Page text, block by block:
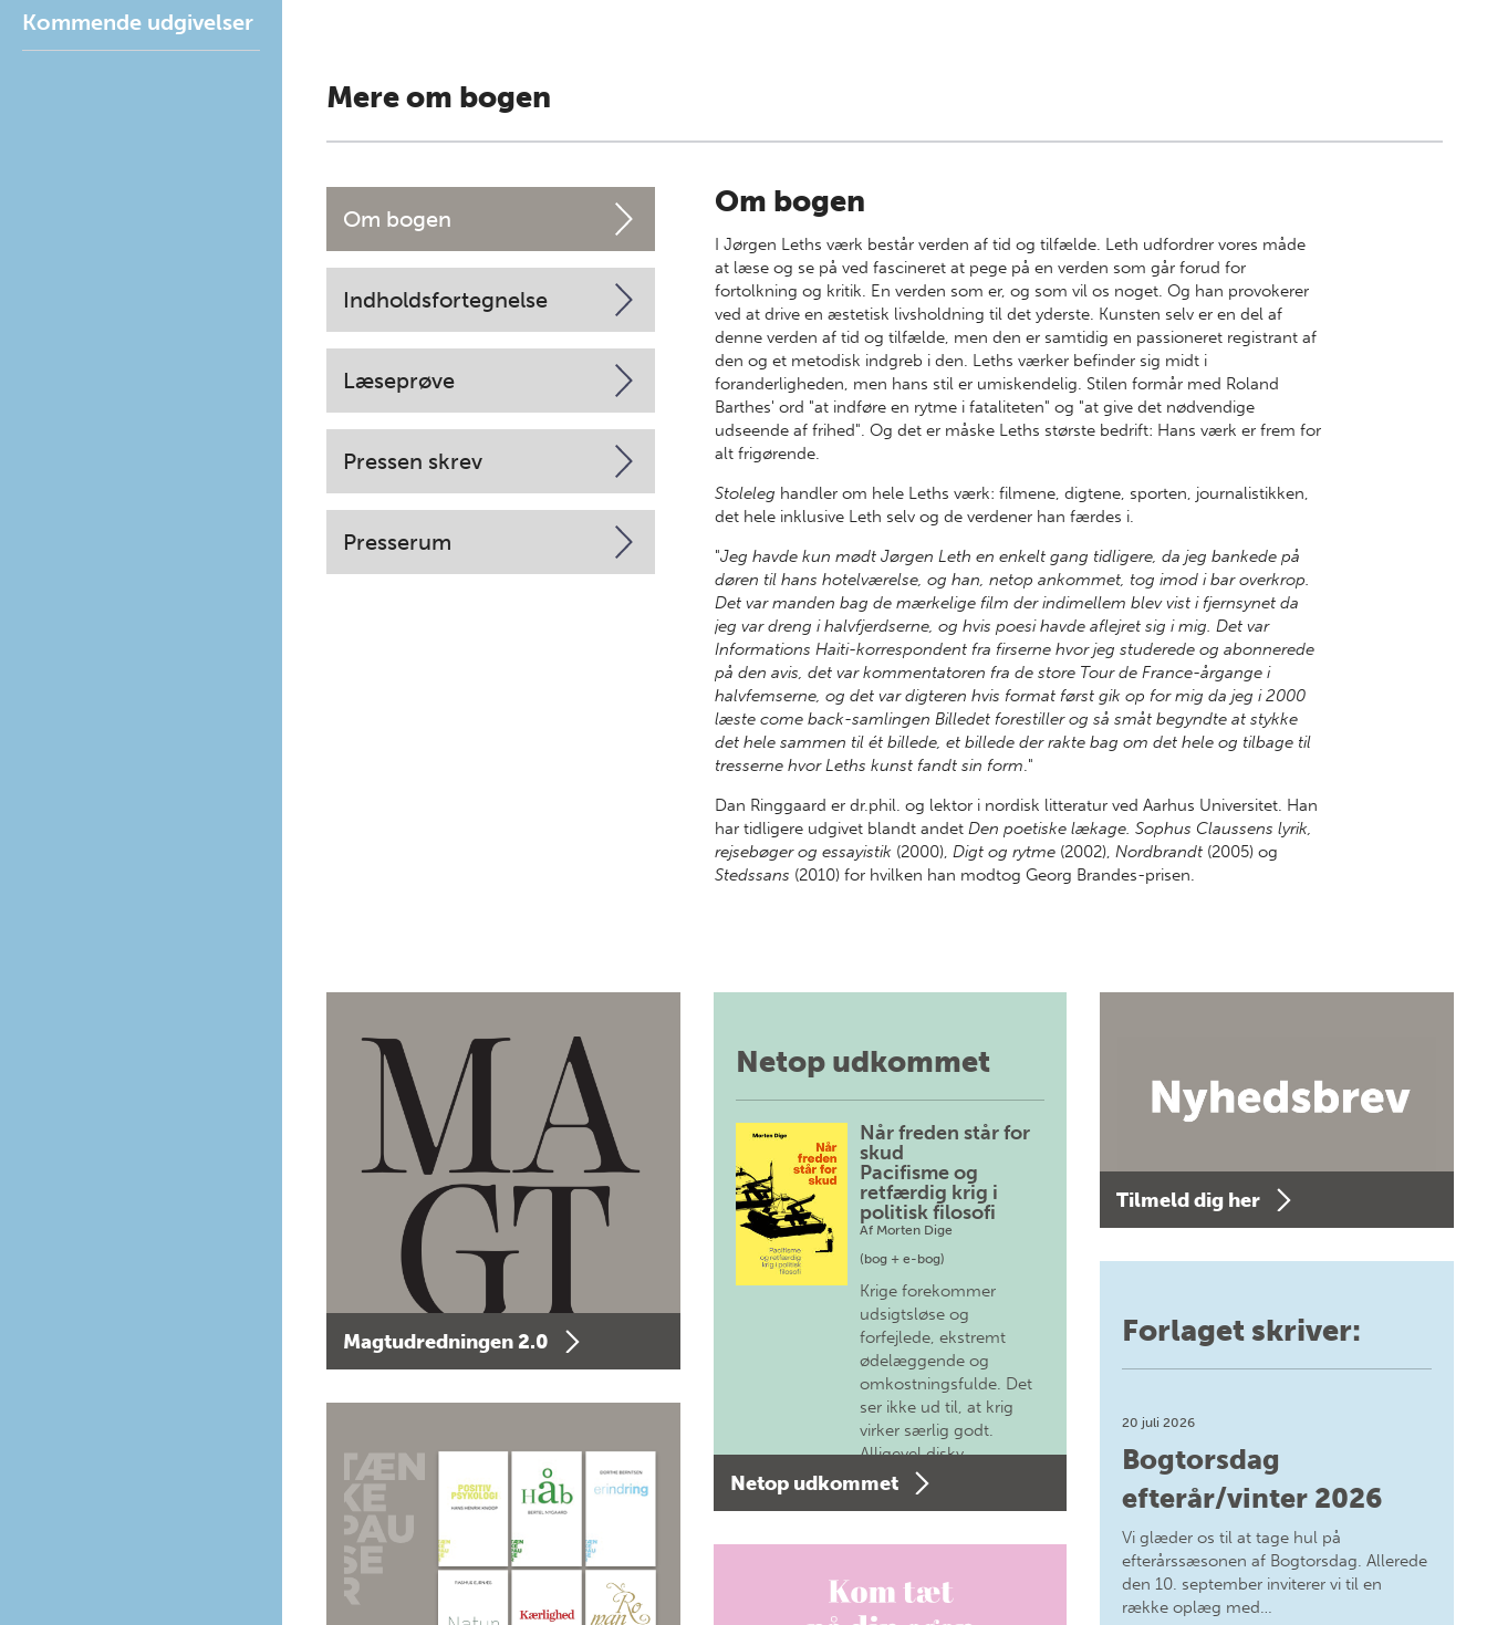
Kommende udgivelser
Mere om bogen
Om bogen
Indholdsfortegnelse
Læseprøve
Pressen skrev
Presserum
Om bogen
I Jørgen Leths værk består verden af tid og tilfælde. Leth udfordrer vores måde
at læse og se på ved fascineret at pege på en verden som går forud for
fortolkning og kritik. En verden som er, og som vil os noget. Og han provokerer
ved at drive en æstetisk livsholdning til det yderste. Kunsten selv er en del af
denne verden af tid og tilfælde, men den er samtidig en passioneret registrant af
den og et metodisk indgreb i den. Leths værker befinder sig midt i
foranderligheden, men hans stil er umiskendelig. Stilen formår med Roland
Barthes' ord "at indføre en rytme i fataliteten" og "at give det nødvendige
udseende af frihed". Og det er måske Leths største bedrift: Hans værk er frem for
alt frigørende.
Stoleleg handler om hele Leths værk: filmene, digtene, sporten, journalistikken,
det hele inklusive Leth selv og de verdener han færdes i.
"Jeg havde kun mødt Jørgen Leth en enkelt gang tidligere, da jeg bankede på
døren til hans hotelværelse, og han, netop ankommet, tog imod i bar overkrop.
Det var manden bag de mærkelige film der indimellem blev vist i fjernsynet da
jeg var dreng i halvfjerdserne, og hvis poesi havde aflejret sig i mig. Det var
Informations Haiti-korrespondent fra firserne hvor jeg studerede og abonnerede
på den avis, det var kommentatoren fra de store Tour de France-årgange i
halvfemserne, og det var digteren hvis format først gik op for mig da jeg i 2000
læste come back-samlingen Billedet forestiller og så småt begyndte at stykke
det hele sammen til ét billede, et billede der rakte bag om det hele og tilbage til
tresserne hvor Leths kunst fandt sin form."
Dan Ringgaard er dr.phil. og lektor i nordisk litteratur ved Aarhus Universitet. Han
har tidligere udgivet blandt andetDen poetiske lækage. Sophus Claussens lyrik,
rejsebøger og essayistik (2000),Digt og rytme (2002),Nordbrandt (2005) og
Stedssans (2010) for hvilken han modtog Georg Brandes-prisen.
Magtudredningen 2.0
Netop udkommet
Når freden står for
skud
Pacifisme og
retfærdig krig i
politisk filosofi
Af Morten Dige
(bog + e-bog)
Krige forekommer
udsigtsløse og
forfejlede, ekstremt
ødelæggende og
omkostningsfulde. Det
ser ikke ud til, at krig
virker særlig godt.
Alligevel diskv…
Netop udkommet
Tilmeld dig her
Forlaget skriver:
20 juli 2026
Bogtorsdag
efterår/vinter 2026
Vi glæder os til at tage hul på
efterårssæsonen af Bogtorsdag. Allerede
den 10. september inviterer vi til en
række oplæg med…